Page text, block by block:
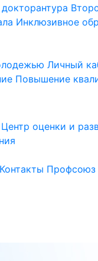
Инклюзивное
Личный
Повышение
Центр оценки и
Контакты Профсоюз